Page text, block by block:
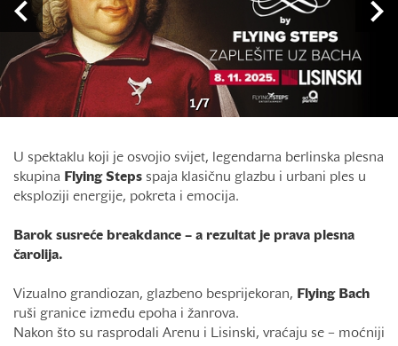
1/7
U spektaklu koji je osvojio svijet, legendarna berlinska plesna
skupina Flying Steps spaja klasičnu glazbu i urbani ples u
eksploziji energije, pokreta i emocija.
Barok susreće breakdance – a rezultat je prava plesna
čarolija.
Vizualno grandiozan, glazbeno besprijekoran,
Flying Bach
ruši granice između epoha i žanrova.
Nakon što su rasprodali Arenu i Lisinski, vraćaju se – moćniji